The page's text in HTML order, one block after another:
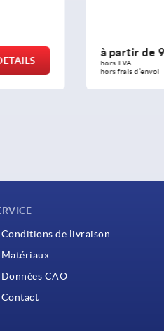
DÉTAILS
à partir de
hors TVA
hors frais d’envoi
Conditions de livraison
Matériaux
Données CAO
Contact